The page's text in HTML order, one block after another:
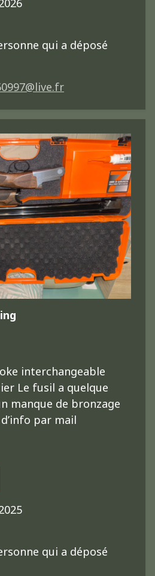
qui a déposé
interchangeable
Le fusil a quelque
manque de bronzage
par mail
qui a déposé